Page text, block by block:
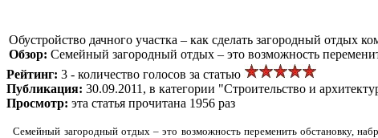
Обустройство дачного участка – как сделать загородный отдых
Обзор: Семейный загородный отдых – это возможность
Рейтинг: 3 - количество голосов за статью
Публикация: 30.09.2011, в категории "Строительство и
Просмотр: эта статья прочитана 1956 раз
Семейный загородный отдых – это возможность переменить обстановку,